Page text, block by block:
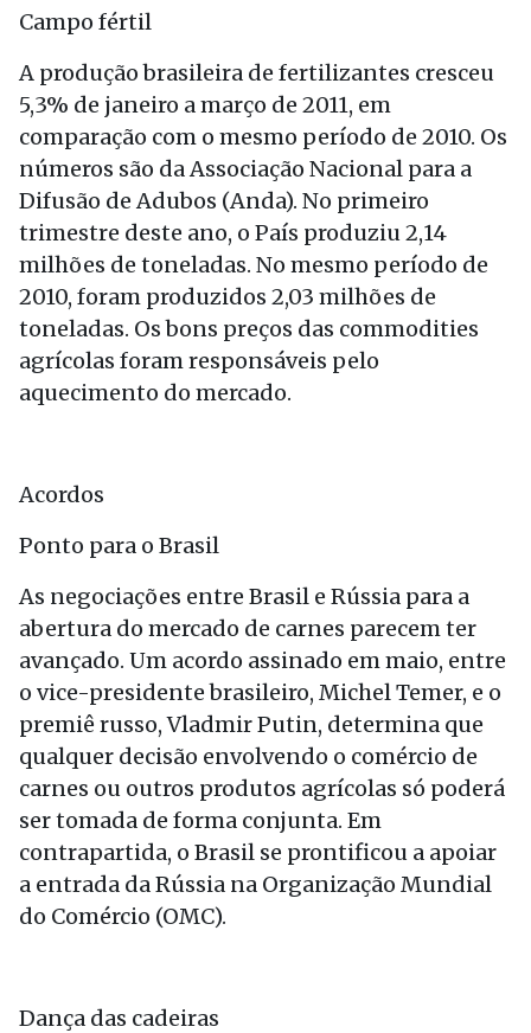
Campo fértil
A produção brasileira de fertilizantes cresceu
5,3% de janeiro a março de 2011, em
comparação com o mesmo período de 2010. Os
números são da Associação Nacional para a
Difusão de Adubos (Anda). No primeiro
trimestre deste ano, o País produziu 2,14
milhões de toneladas. No mesmo período de
2010, foram produzidos 2,03 milhões de
toneladas. Os bons preços das commodities
agrícolas foram responsáveis pelo
aquecimento do mercado.
Acordos
Ponto para o Brasil
As negociações entre Brasil e Rússia para a
abertura do mercado de carnes parecem ter
avançado. Um acordo assinado em maio, entre
o vice-presidente brasileiro, Michel Temer, e o
premiê russo, Vladmir Putin, determina que
qualquer decisão envolvendo o comércio de
carnes ou outros produtos agrícolas só poderá
ser tomada de forma conjunta. Em
contrapartida, o Brasil se prontificou a apoiar
a entrada da Rússia na Organização Mundial
do Comércio (OMC).
Dança das cadeiras